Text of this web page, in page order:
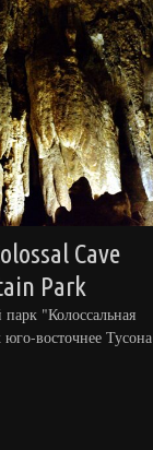
Cave
Park
"Колоссальная
восточнее Тусона